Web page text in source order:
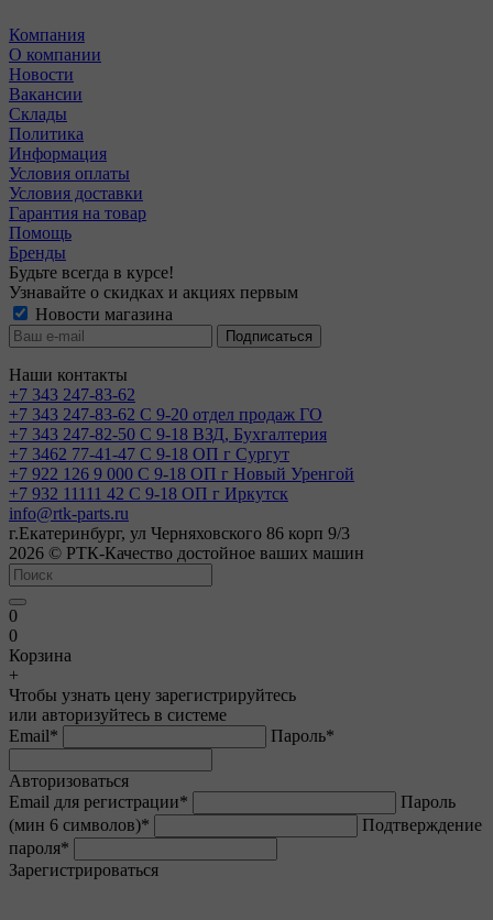
Компания
О компании
Новости
Вакансии
Склады
Политика
Информация
Условия оплаты
Условия доставки
Гарантия на товар
Помощь
Бренды
Будьте всегда в курсе!
Узнавайте о скидках и акциях первым
Новости магазина
Наши контакты
+7 343 247-83-62
+7 343 247-83-62 С 9-20 отдел продаж ГО
+7 343 247-82-50 С 9-18 ВЗД, Бухгалтерия
+7 3462 77-41-47 С 9-18 ОП г Сургут
+7 922 126 9 000 С 9-18 ОП г Новый Уренгой
+7 932 11111 42 С 9-18 ОП г Иркутск
info@rtk-parts.ru
г.Екатеринбург, ул Черняховского 86 корп 9/3
2026 © РТК-Качество достойное ваших машин
0
0
Корзина
+
Чтобы узнать цену зарегистрируйтесь
или авторизуйтесь в системе
Email* Пароль*
Авторизоваться
Email для регистрации*
Пароль
(мин 6 символов)*
Подтверждение
пароля*
Зарегистрироваться